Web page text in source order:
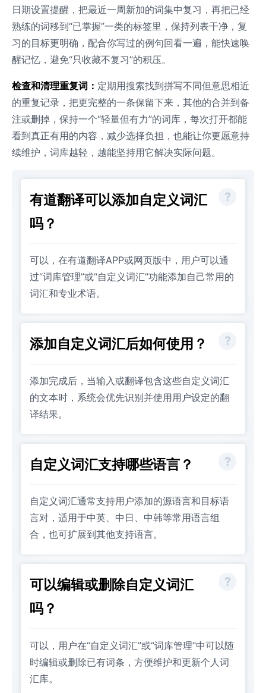
日期设置提醒，把最近一周新加的词集中复习，再把已经
熟练的词移到“已掌握”一类的标签里，保持列表干净，复
习的目标更明确，配合你写过的例句回看一遍，能快速唤
醒记忆，避免“只收藏不复习”的积压。
检查和清理重复词： 定期用搜索找到拼写不同但意思相近
的重复记录，把更完整的一条保留下来，其他的合并到备
注或删掉，保持一个“轻量但有力”的词库，每次打开都能
看到真正有用的内容，减少选择负担，也能让你更愿意持
续维护，词库越轻，越能坚持用它解决实际问题。
有道翻译可以添加自定义词汇
吗？
可以，在有道翻译APP或网页版中，用户可以通
过“词库管理”或“自定义词汇”功能添加自己常用的
词汇和专业术语。
添加自定义词汇后如何使用？
添加完成后，当输入或翻译包含这些自定义词汇
的文本时，系统会优先识别并使用用户设定的翻
译结果。
自定义词汇支持哪些语言？
自定义词汇通常支持用户添加的源语言和目标语
言对，适用于中英、中日、中韩等常用语言组
合，也可扩展到其他支持语言。
可以编辑或删除自定义词汇
吗？
可以，用户在“自定义词汇”或“词库管理”中可以随
时编辑或删除已有词条，方便维护和更新个人词
汇库。